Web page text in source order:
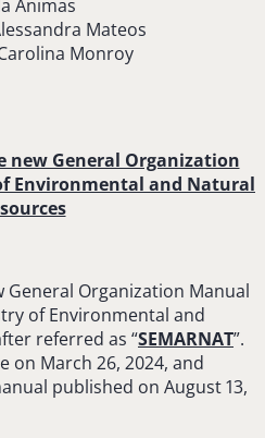
Ánimas
Mateos
Monroy
new General Organization
Environmental and Natural
General Organization Manual
of Environmental and
referred as “SEMARNAT”.
on March 26, 2024, and
published on August 13,